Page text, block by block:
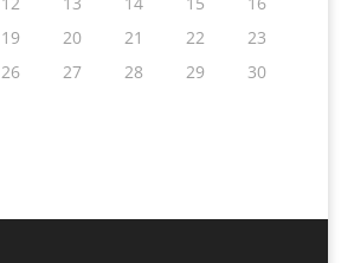
19 20 21 22
23
26 27 28 29
30